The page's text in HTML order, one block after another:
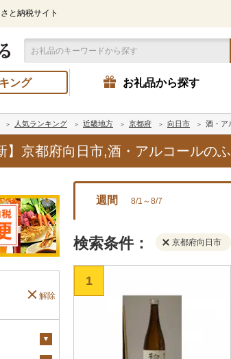
と納税サイト
ング お礼品から探す
人気ランキング 近畿地方 京都府 向日市 酒・ア
】京都府向日市,酒・アルコールの
解除
週間 8/1～8/7
検索条件： 京都府向日市
1